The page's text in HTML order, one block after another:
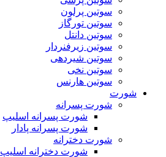
سوتین پرلون
سوتین تورگاز
سوتین دانتل
سوتین زیرفنردار
سوتین شیردهی
سوتین نخی
سوتین هارنس
شورت
شورت پسرانه
شورت پسرانه اسلیپ
شورت پسرانه پادار
شورت دخترانه
شورت دخترانه اسلیپ